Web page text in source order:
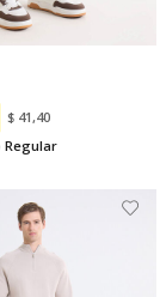
$ 41,40
Regular